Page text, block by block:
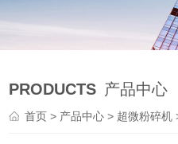
PRODUCTS 产品中心
首页> 产品中心 > 超微粉碎机